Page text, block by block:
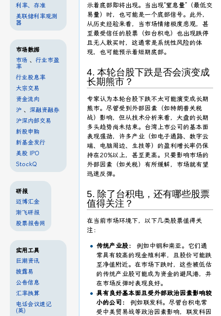
示着底部即将出现。当出现“窒息量”（最低交
易量）时，也可能是一个底部信号。此外，
从历史经验来看，当市场情绪极度悲观，甚
至最受信任的股票（如台积电）也出现跌停
且无人敢买时，这通常是系统性风险的体
现，也可能预示着短期底部。
4. 本轮台股下跌是否会演变成
长期熊市？
专家认为本轮台股下跌不太可能演变成长期
熊市。尽管受到外部因素（如特朗普关税
战）影响，但从技术分析来看，大盘的长期
多头趋势尚未结束。台湾上市公司的基本面
表现强劲，许多产业（如电子通路、数字云
端、电脑周边、生技等）的盈利增长率仍保
持在20%以上，甚至更高。只要影响市场的
外部因素（如关税）有所缓解，市场就有望
迅速反弹。
5. 除了台积电，还有哪些股票
值得关注？
在当前市场环境下，以下几类股票值得关
注：
传统产业股：
例如中钢和南亚。它们通
常具有较高的现金殖利率，且股价可能跌
至净值附近。在市场下跌时，这些被低估
的传统产业股可能成为资金的避风港，并
在市场反弹时表现良好。
具有良好基本面且受外部政治因素影响较
小的公司：
例如联发科。尽管台积电常
受中美贸易战等政治因素影响，联发科因
利率、存准
美联储利率观测
器
市场数据
市场 、 行业市盈
率
行业股息率
大宗交易
资金流向
沪 、 深融资融券
沪深内部交易
新股申购
新基金发行
美股 IPO
StockQ
研报
迈博汇金
渐飞研报
股票报告网
实用工具
巨潮资讯
披露易
公告信息
汇率换算
电话会议速记
(英)